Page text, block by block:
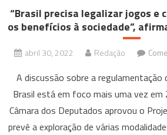
“Brasil precisa legalizar jogos e
os benefícios à sociedade”,
abril 30, 2022 Redação
A discussão sobre a regulamentação
Brasil está em foco mais uma vez em
Câmara dos Deputados aprovou o
prevê a exploração de várias